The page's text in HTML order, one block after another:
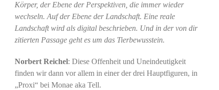
Körper, der Ebene der Perspektiven, die immer wieder
wechseln. Auf der Ebene der Landschaft. Eine reale
Landschaft wird als digital beschrieben. Und in der von dir
zitierten Passage geht es um das Tierbewusstein.
Norbert Reichel: Diese Offenheit und Uneindeutigkeit
finden wir dann vor allem in einer der drei Hauptfiguren, in
„Proxi“ bei Monae aka Tell.